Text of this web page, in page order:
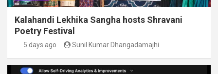
Kalahandi Lekhika Sangha hosts Shravani
Poetry Festival
5 days ago Sunil Kumar Dhangadamajhi